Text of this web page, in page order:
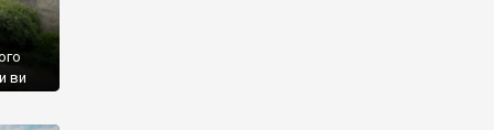
ви